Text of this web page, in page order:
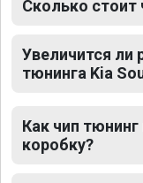
Сколько стоит
Увеличится ли
тюнинга Kia
Как чип тюнинг
коробку?